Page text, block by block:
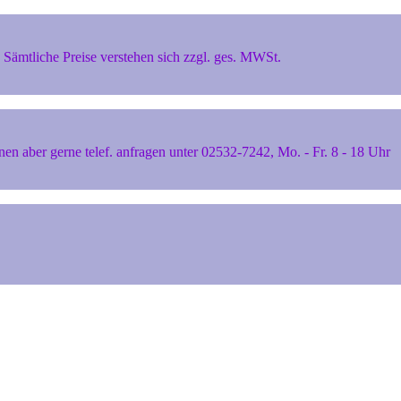
Preise verstehen sich zzgl. ges. MWSt.
aber gerne telef. anfragen unter 02532-7242, Mo. - Fr. 8 - 18 Uhr